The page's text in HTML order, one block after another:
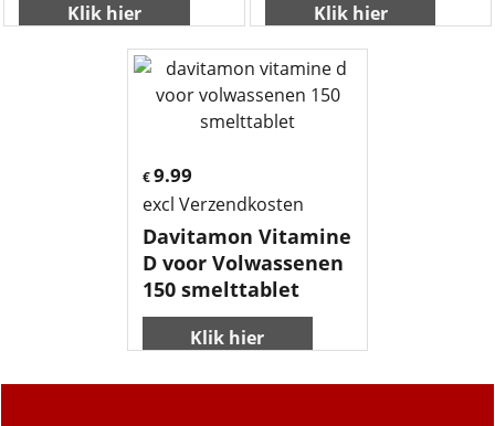
Klik hier Klik hier
€9.99
excl Verzendkosten
Davitamon Vitamine
D voor Volwassenen
150 smelttablet
Klik hier